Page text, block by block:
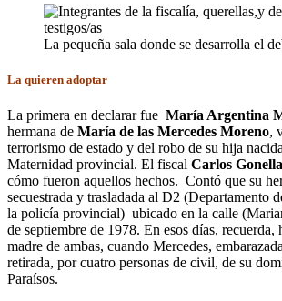
La pequeña sala donde se desarrolla el
La quieren adoptar
La primera en declarar fue María Argentina
hermana de María de las Mercedes Moreno,
terrorismo de estado y del robo de su hija
Maternidad provincial. El fiscal Carlos Gonella
cómo fueron aquellos hechos. Contó que su
secuestrada y trasladada al D2 (Departamento
la policía provincial) ubicado en la calle
de septiembre de 1978. En esos días, recuerda,
madre de ambas, cuando Mercedes,
retirada, por cuatro personas de civil, de su
Paraísos.